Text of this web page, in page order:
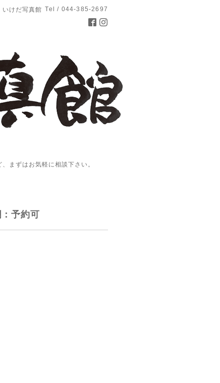
いけだ写真館 Tel / 044-385-2697
まずはお気軽に相談下さい。
予約可